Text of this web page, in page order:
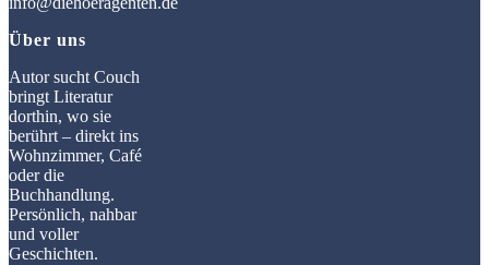
Über uns
Autor sucht Couch
bringt Literatur
dorthin, wo sie
berührt – direkt ins
Wohnzimmer, Café
oder die
Buchhandlung.
Persönlich, nahbar
und voller
Geschichten.